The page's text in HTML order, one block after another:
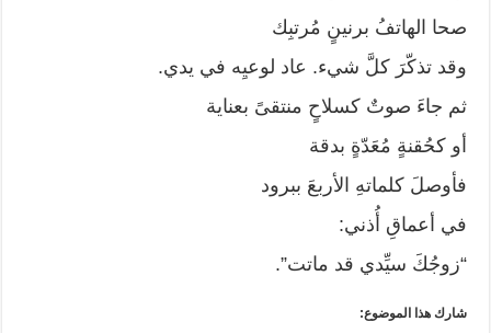
صحا الهاتفُ برنينٍ مُرتبِك
وقد تذكّرَ كلَّ شيء. عاد لوعيِه في يدي.
ثم جاءَ صوتٌ كسلاحٍ منتقىً بعناية
أو كحُقنةٍ مُعَدّةٍ بدقة
فأوصلَ كلماتهِ الأربعَ ببرود
في أعماقِ أُذني:
“زوجُكَ سيِّدي قد ماتت”.
شارك هذا الموضوع: